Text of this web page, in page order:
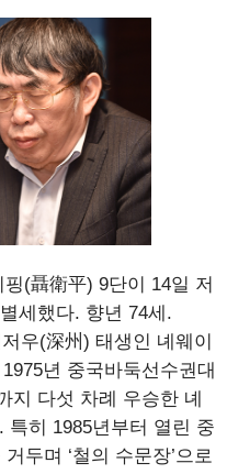
(聶衛平) 9단이 14일 저
세했다. 향년 74세.
우(深州) 태생인 녜웨이
년 중국바둑선수권대
지 다섯 차례 우승한 녜
특히 1985년부터 열린 중
두며 ‘철의 수문장’으로